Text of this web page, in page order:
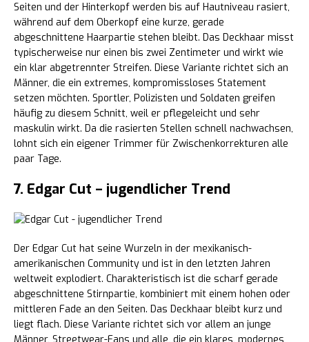
Seiten und der Hinterkopf werden bis auf Hautniveau rasiert,
während auf dem Oberkopf eine kurze, gerade
abgeschnittene Haarpartie stehen bleibt. Das Deckhaar misst
typischerweise nur einen bis zwei Zentimeter und wirkt wie
ein klar abgetrennter Streifen. Diese Variante richtet sich an
Männer, die ein extremes, kompromissloses Statement
setzen möchten. Sportler, Polizisten und Soldaten greifen
häufig zu diesem Schnitt, weil er pflegeleicht und sehr
maskulin wirkt. Da die rasierten Stellen schnell nachwachsen,
lohnt sich ein eigener Trimmer für Zwischenkorrekturen alle
paar Tage.
7. Edgar Cut – jugendlicher Trend
Der Edgar Cut hat seine Wurzeln in der mexikanisch-
amerikanischen Community und ist in den letzten Jahren
weltweit explodiert. Charakteristisch ist die scharf gerade
abgeschnittene Stirnpartie, kombiniert mit einem hohen oder
mittleren Fade an den Seiten. Das Deckhaar bleibt kurz und
liegt flach. Diese Variante richtet sich vor allem an junge